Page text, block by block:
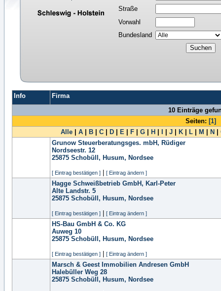
Straße
Vorwahl
Bundesland
Info
Firma
10 Einträge
Seiten: [1]
Alle
A B C D E F G H J K L M N
Grunow Steuerberatungsges. mbH, Rüdiger
Nordseestr. 12
25875 Schobüll, Husum, Nordsee
[ Eintrag bestätigen ] [ Eintrag ändern ]
Hagge Schweißbetrieb GmbH, Karl-Peter
Alte Landstr. 5
25875 Schobüll, Husum, Nordsee
[ Eintrag bestätigen ] [ Eintrag ändern ]
HS-Bau GmbH & Co. KG
Auweg 10
25875 Schobüll, Husum, Nordsee
[ Eintrag bestätigen ] [ Eintrag ändern ]
Marsch & Geest Immobilien Andresen GmbH
Halebüller Weg 28
25875 Schobüll, Husum, Nordsee